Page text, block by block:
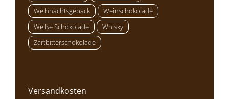
Weihnachtsgebäck
Weinschokolade
Weiße Schokolade
Whisky
Zartbitterschokolade
Versandkosten